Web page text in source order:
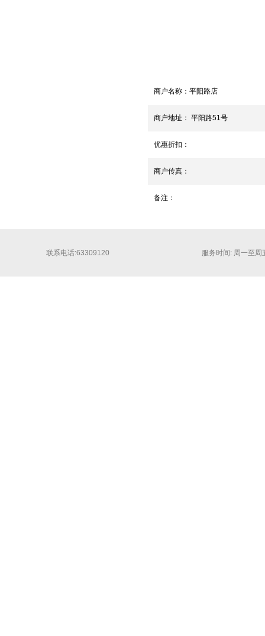
商户名称： 平阳路店
商户地址： 平阳路51号
优惠折扣：
商户传真：
备注：
联系电话:63309120 服务时间: 周一至